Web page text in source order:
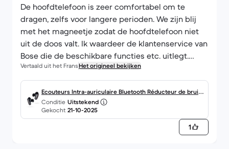
De hoofdtelefoon is zeer comfortabel om te
dragen, zelfs voor langere perioden. We zijn blij
met het magneetje zodat de hoofdtelefoon niet
uit de doos valt. Ik waardeer de klantenservice van
Bose die de beschikbare functies etc. uitlegt.
Ik raad het product aan, vooral via Backmarket ->
Goedkoper en nieuw ;)
Vertaald uit het FransHet origineel bekijken
Ecouteurs Intra-auriculaire Bluetooth Réducteur de bruit
- Bose QuietComfort Ultra
Conditie Uitstekend
Gekocht 21-10-2025
1